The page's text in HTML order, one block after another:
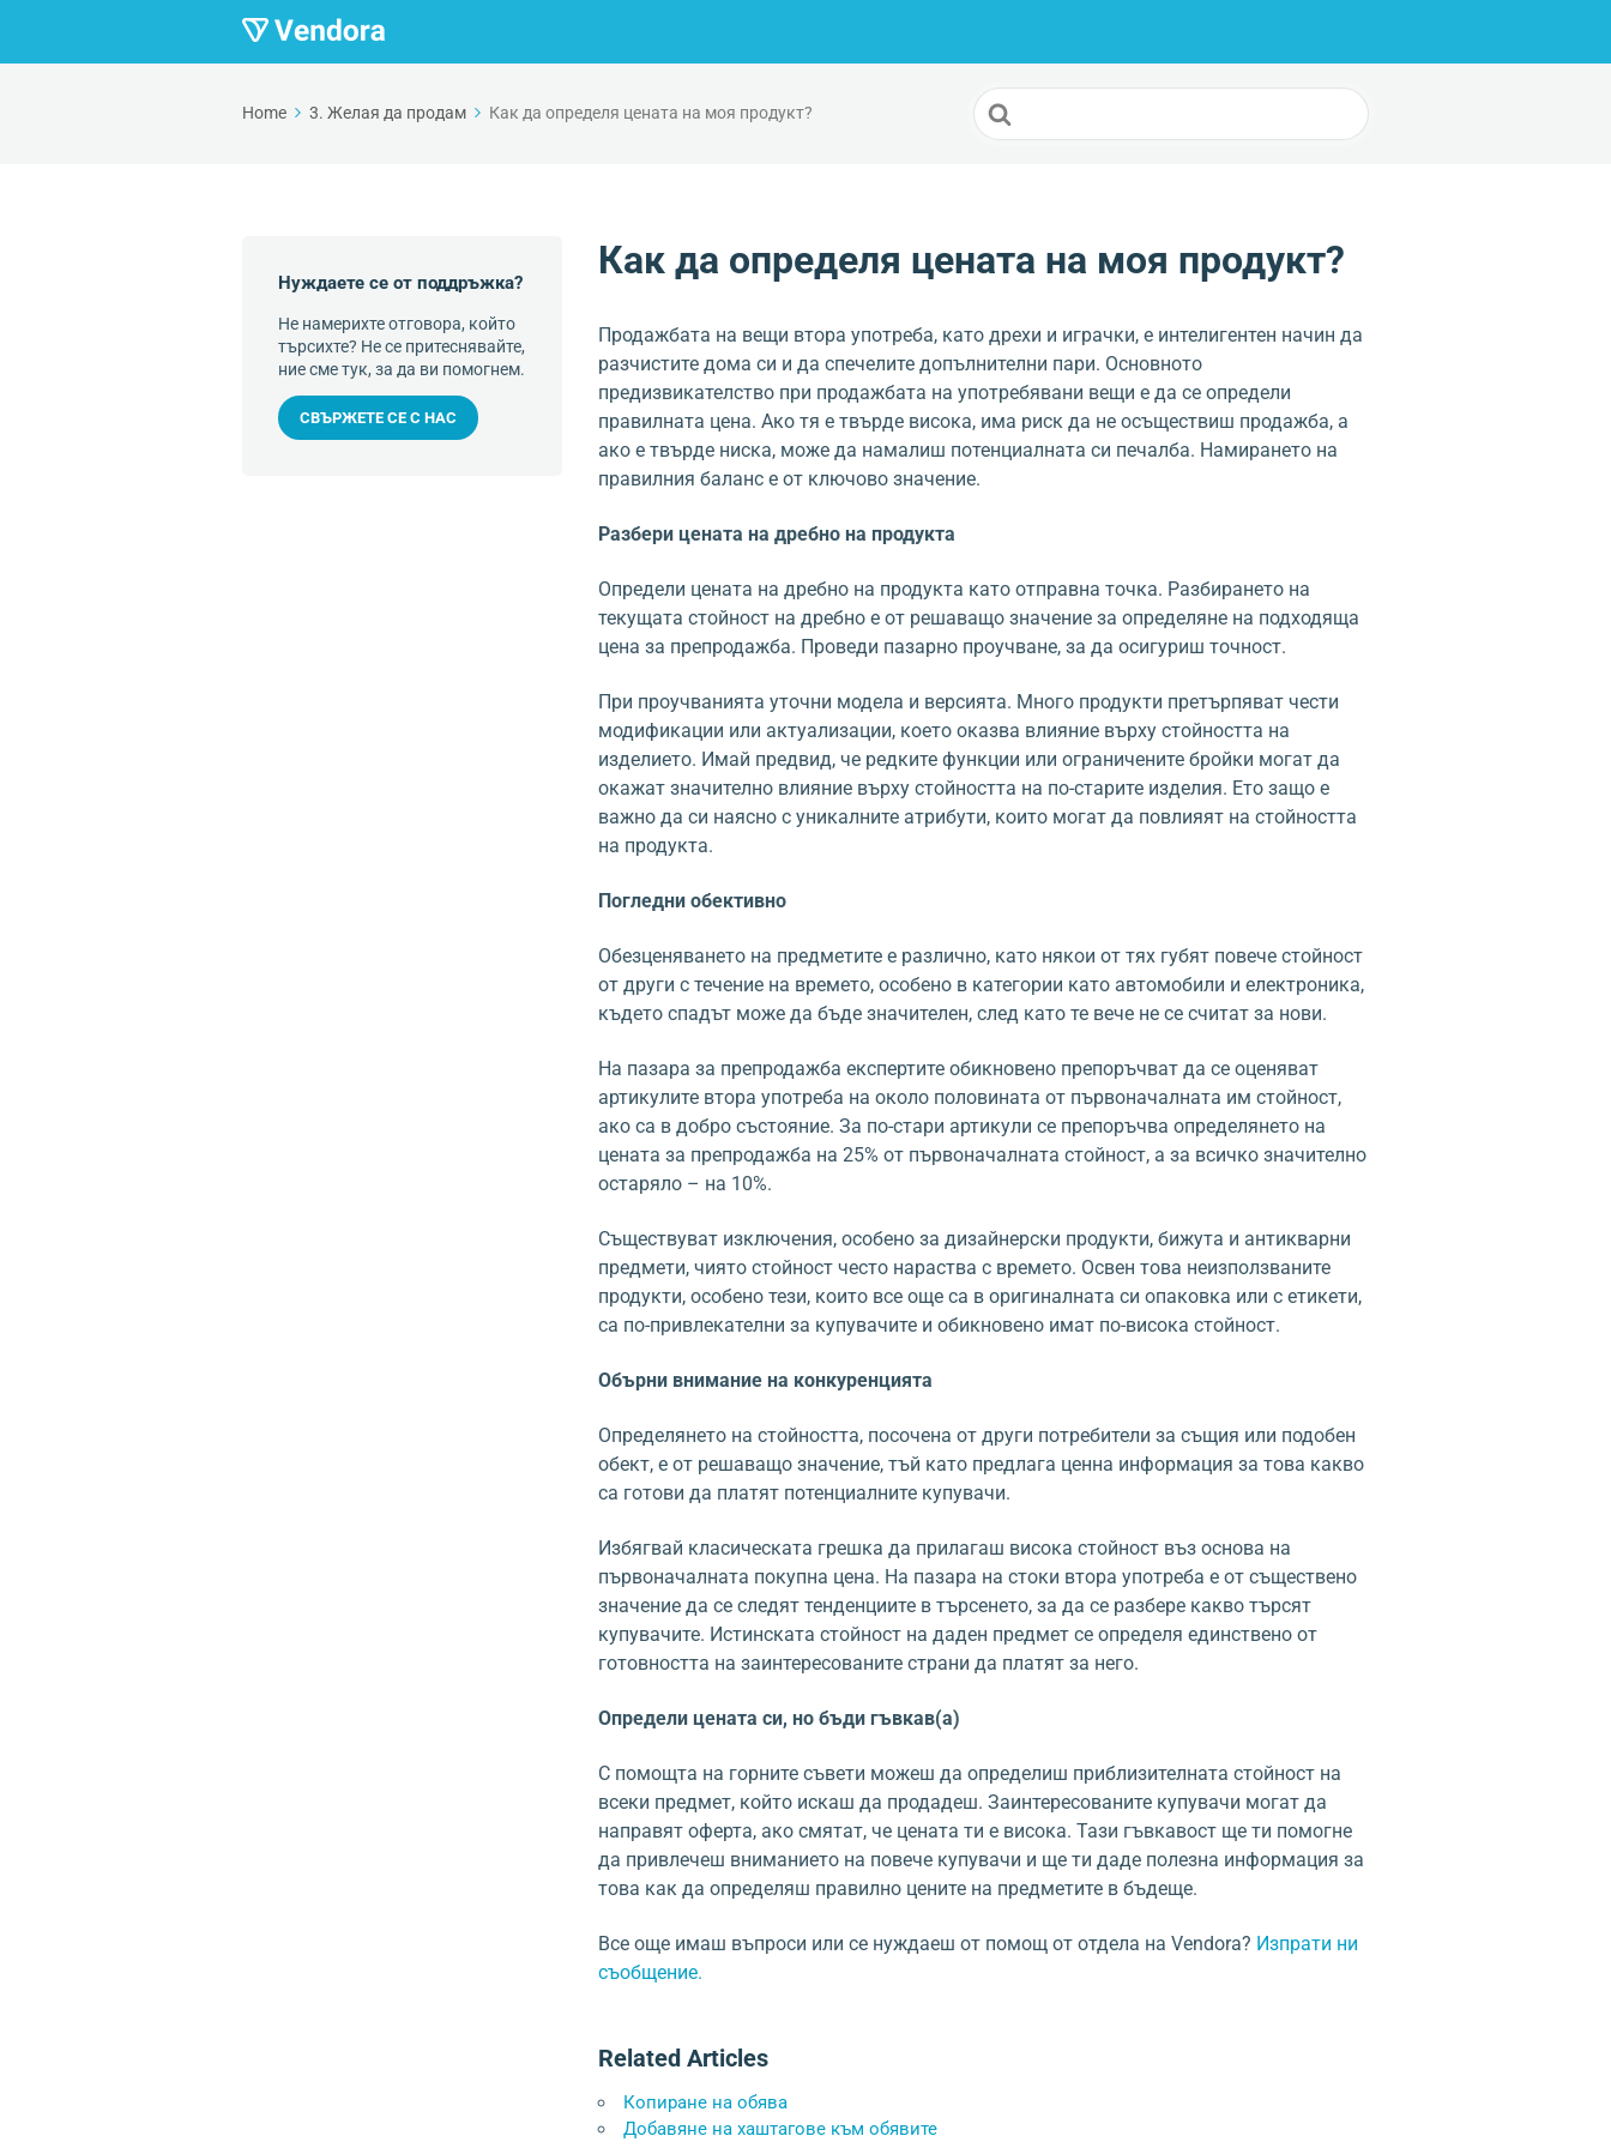
Home 3. Желая да продам Как да определя цената на моя продукт?
Search
For
Нуждаете се от поддръжка?
Не намерихте отговора, който
търсихте? Не се притеснявайте,
ние сме тук, за да ви помогнем.
СВЪРЖЕТЕ СЕ С НАС
Как да определя цената на моя продукт?
Продажбата на вещи втора употреба, като дрехи и играчки, е интелигентен начин да
разчистите дома си и да спечелите допълнителни пари. Основното
предизвикателство при продажбата на употребявани вещи е да се определи
правилната цена. Ако тя е твърде висока, има риск да не осъществиш продажба, а
ако е твърде ниска, може да намалиш потенциалната си печалба. Намирането на
правилния баланс е от ключово значение.
Разбери цената на дребно на продукта
Определи цената на дребно на продукта като отправна точка. Разбирането на
текущата стойност на дребно е от решаващо значение за определяне на подходяща
цена за препродажба. Проведи пазарно проучване, за да осигуриш точност.
При проучванията уточни модела и версията. Много продукти претърпяват чести
модификации или актуализации, което оказва влияние върху стойността на
изделието. Имай предвид, че редките функции или ограничените бройки могат да
окажат значително влияние върху стойността на по-старите изделия. Ето защо е
важно да си наясно с уникалните атрибути, които могат да повлияят на стойността
на продукта.
Погледни обективно
Обезценяването на предметите е различно, като някои от тях губят повече стойност
от други с течение на времето, особено в категории като автомобили и електроника,
където спадът може да бъде значителен, след като те вече не се считат за нови.
На пазара за препродажба експертите обикновено препоръчват да се оценяват
артикулите втора употреба на около половината от първоначалната им стойност,
ако са в добро състояние. За по-стари артикули се препоръчва определянето на
цената за препродажба на 25% от първоначалната стойност, а за всичко значително
остаряло – на 10%.
Съществуват изключения, особено за дизайнерски продукти, бижута и антикварни
предмети, чиято стойност често нараства с времето. Освен това неизползваните
продукти, особено тези, които все още са в оригиналната си опаковка или с етикети,
са по-привлекателни за купувачите и обикновено имат по-висока стойност.
Обърни внимание на конкуренцията
Определянето на стойността, посочена от други потребители за същия или подобен
обект, е от решаващо значение, тъй като предлага ценна информация за това какво
са готови да платят потенциалните купувачи.
Избягвай класическата грешка да прилагаш висока стойност въз основа на
първоначалната покупна цена. На пазара на стоки втора употреба е от съществено
значение да се следят тенденциите в търсенето, за да се разбере какво търсят
купувачите. Истинската стойност на даден предмет се определя единствено от
готовността на заинтересованите страни да платят за него.
Определи цената си, но бъди гъвкав(а)
С помощта на горните съвети можеш да определиш приблизителната стойност на
всеки предмет, който искаш да продадеш. Заинтересованите купувачи могат да
направят оферта, ако смятат, че цената ти е висока. Тази гъвкавост ще ти помогне
да привлечеш вниманието на повече купувачи и ще ти даде полезна информация за
това как да определяш правилно цените на предметите в бъдеще.
Все още имаш въпроси или се нуждаеш от помощ от отдела на Vendora? Изпрати ни
съобщение.
Related Articles
Копиране на обява
Добавяне на хаштагове към обявите